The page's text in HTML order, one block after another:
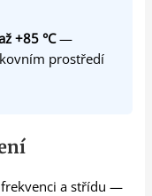
+85 °C—
prostředí
frekvenci a střídu —